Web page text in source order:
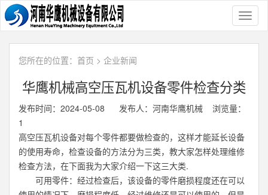
您所在的位置： 首页 > 企业新闻
华鹰机械高空压瓦机设备零件检查分类
发布时间：2024-05-08 发布人：河南华鹰机械 浏览量：
1
高空压瓦机设备对每个零件都要做检查的，这样才能延长设备
的使用寿命，检查设备的方法分为三类，教大家怎样处理维修
检查方法，在下面我为大家介绍一下这三大类.
可用零件：经过检查后，该设备的零件磨损程度还在可以